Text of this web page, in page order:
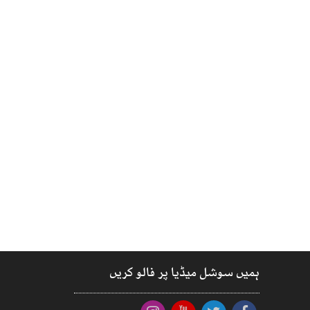
ہمیں سوشل میڈیا پر فالو کریں